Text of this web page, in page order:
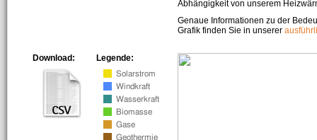
Abhängigkeit von unserem
Genaue Informationen zu der
Grafik finden Sie in unserer
Legende:
Download: